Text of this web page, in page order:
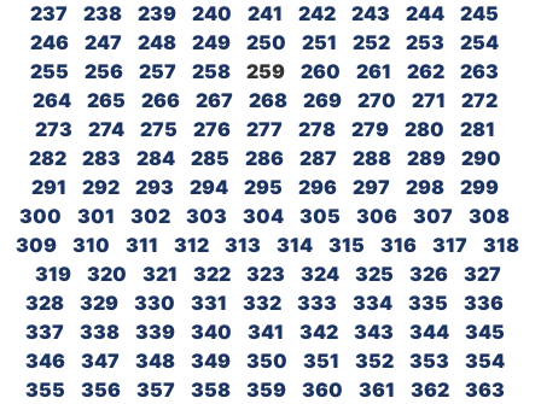
237
238 239 240 241 242 243 244
245
246
247 248 249 250 251 252 253
254
255
256 257 258 259 260 261 262
263
264
265 266 267 268 269 270 271
272
273
274 275 276 277 278 279 280
281
282
283 284 285 286 287 288 289
290
291
292 293 294 295 296 297 298
299
300
301 302 303 304 305 306 307
308
309
310 311 312 313 314 315 316 317
318
319
320 321 322 323 324 325 326
327
328
329 330 331 332 333 334 335
336
337
338 339 340 341 342 343 344
345
346
347 348 349 350 351 352 353
354
355
356 357 358 359 360 361 362
363